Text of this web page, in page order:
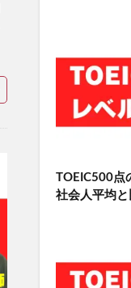
TOEIC500点
社会人平均と